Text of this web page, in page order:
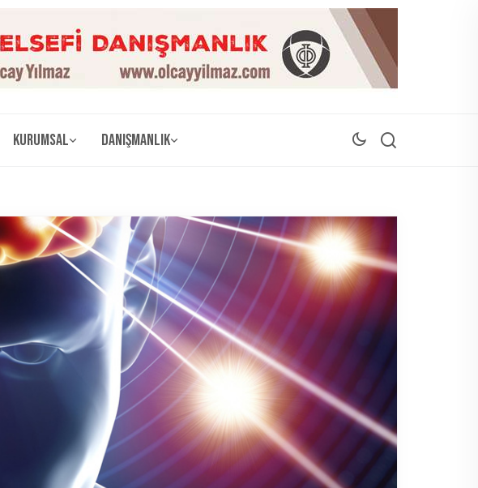
Kurumsal Danışmanlık